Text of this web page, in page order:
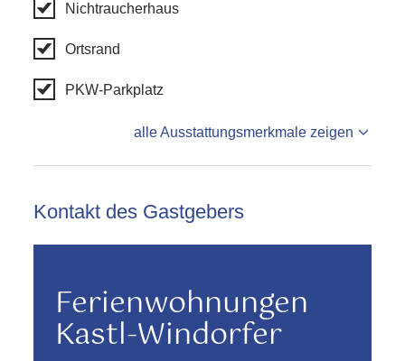
Nichtraucherhaus
Ortsrand
PKW-Parkplatz
alle Ausstattungsmerkmale zeigen
Kontakt des Gastgebers
Ferienwohnungen
Kastl-Windorfer